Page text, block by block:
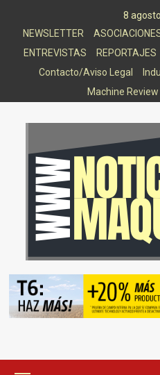
8
NEWSLETTER
ENTREVISTAS
REPORTAJES
Contacto/Aviso Legal
Machine Review